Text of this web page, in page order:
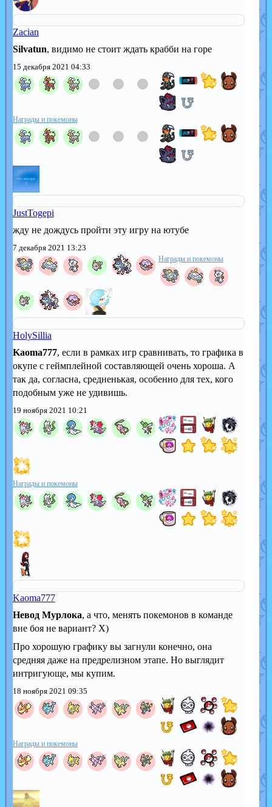
Zacian
Silvatun, видимо не стоит ждать крабби на горе
15 декабря 2021 04:33
Награды и покемоны
JustTogepi
жду не дождусь пройти эту игру на ютубе
7 декабря 2021 13:23
Награды и покемоны
HolySillia
Kaoma777, если в рамках игр сравнивать, то графика в
окупе с геймплейной составляющей очень хороша. А
так да, согласна, средненькая, особенно для тех, кого
подобным уже не удивишь.
19 ноября 2021 10:21
Награды и покемоны
Kaoma777
Невод Мурлока, а что, менять покемонов в команде
вне боя не вариант? Х)
Про хорошую графику вы загнули конечно, она
средняя даже на предрелизном этапе. Но выглядит
интригующе, мы купим.
18 ноября 2021 09:35
Награды и покемоны